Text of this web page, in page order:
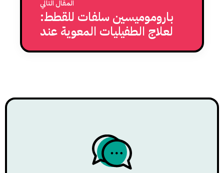
المقال التالي
باروموميسين سلفات للقطط:
لعلاج الطفيليات المعوية عند
القطط